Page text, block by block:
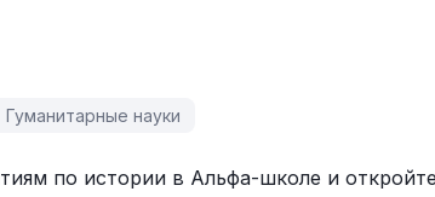
Гуманитарные науки
по истории в Альфа-школе и